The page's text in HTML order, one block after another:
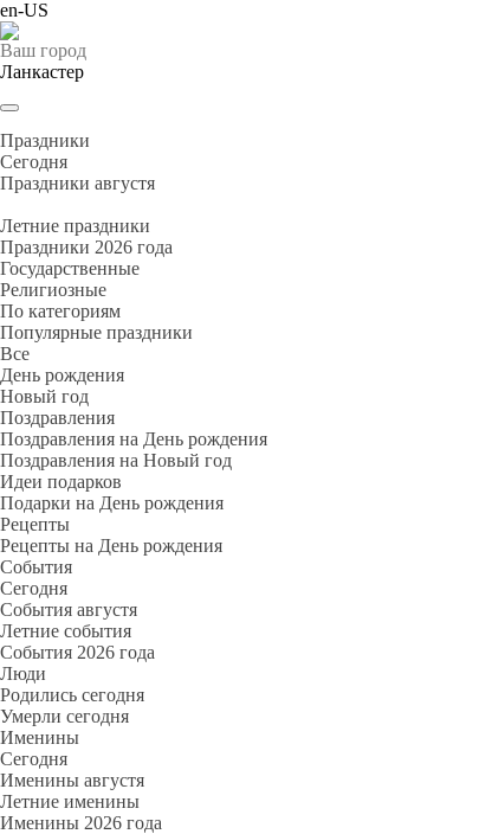
en-US
Ваш город
Ланкастер
Праздники
Cегодня
Праздники августя
Летние праздники
Праздники 2026 года
Государственные
Религиозные
По категориям
Популярные праздники
Все
День рождения
Новый год
Поздравления
Поздравления на День рождения
Поздравления на Новый год
Идеи подарков
Подарки на День рождения
Рецепты
Рецепты на День рождения
События
Cегодня
События августя
Летние события
События 2026 года
Люди
Родились сегодня
Умерли сегодня
Именины
Cегодня
Именины августя
Летние именины
Именины 2026 года